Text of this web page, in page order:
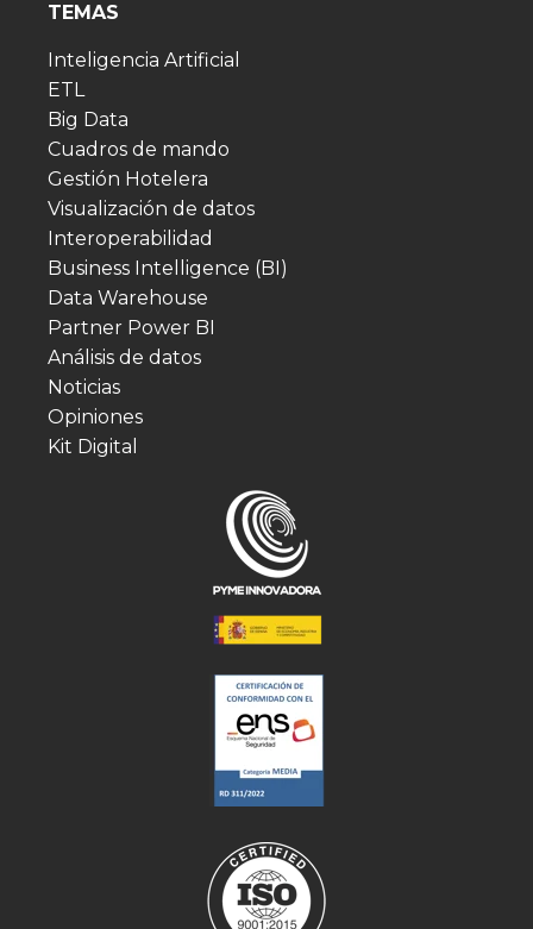
TEMAS
Inteligencia Artificial
ETL
Big Data
Cuadros de mando
Gestión Hotelera
Visualización de datos
Interoperabilidad
Business Intelligence (BI)
Data Warehouse
Partner Power BI
Análisis de datos
Noticias
Opiniones
Kit Digital